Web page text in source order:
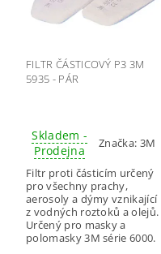
FILTR ČÁSTICOVÝ P3 3M
5935 - PÁR
Skladem -
Prodejna
Značka: 3M
Filtr proti částicím určený
pro všechny prachy,
aerosoly a dýmy vznikající
z vodných roztoků a olejů.
Určený pro masky a
polomasky 3M série 6000.